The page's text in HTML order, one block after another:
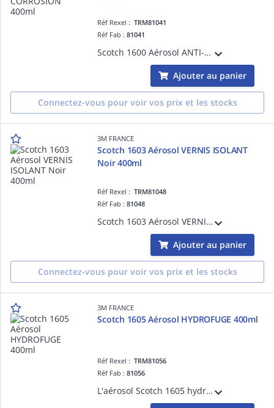
Réf Rexel :TRM81041
Réf Fab :81041
Scotch 1600 Aérosol ANTI-CORROSION 400ml
Ajouter au panier
Connectez-vous pour voir vos prix et les stocks
3M FRANCE
Scotch 1603 Aérosol VERNIS ISOLANT
Noir 400ml
Réf Rexel :TRM81048
Réf Fab :81048
Scotch 1603 Aérosol VERNIS ISOLANT Noir 400ml
Ajouter au panier
Connectez-vous pour voir vos prix et les stocks
3M FRANCE
Scotch 1605 Aérosol HYDROFUGE 400ml
Réf Rexel :TRM81056
Réf Fab :81056
L'aérosol Scotch 1605 hydrofuge d'une contenance de 400 ml permet de retirer toute trace d'humidité par pénétration en formant un film protecteur. Sa température de fonctionnement est de -74°C à + 175°C.